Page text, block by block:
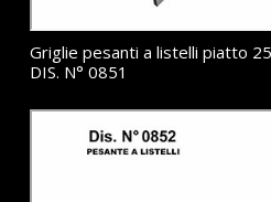
Griglie pesanti a listelli piatto
DIS. N° 0851